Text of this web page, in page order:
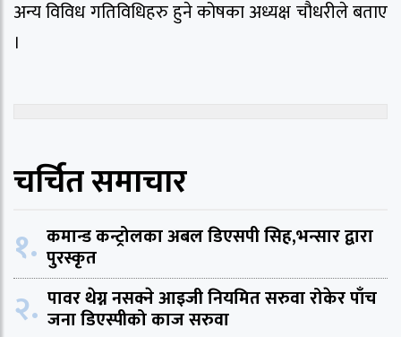
अन्य विविध गतिविधिहरु हुने कोषका अध्यक्ष चौधरीले बताए
।
चर्चित समाचार
१. कमान्ड कन्ट्रोलका अबल डिएसपी सिह,भन्सार द्वारा
पुरस्कृत
२. पावर थेग्न नसक्ने आइजी नियमित सरुवा रोकेर पाँच
जना डिएस्पीको काज सरुवा